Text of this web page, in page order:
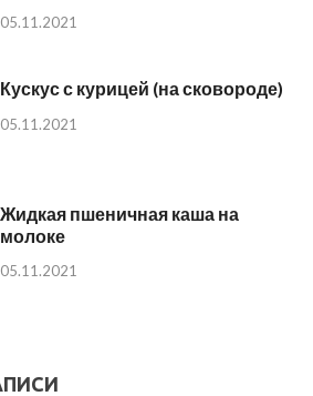
05.11.2021
Кускус с курицей (на сковороде)
05.11.2021
Жидкая пшеничная каша на
молоке
05.11.2021